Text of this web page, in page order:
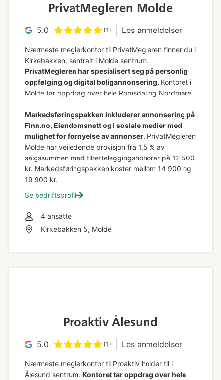
PrivatMegleren Molde
5.0 (1) Les anmeldelser
Nærmeste meglerkontor til PrivatMegleren finner du i
Kirkebakken, sentralt i Molde sentrum.
PrivatMegleren har spesialisert seg på personlig
oppfølging og digital boligannonsering. Kontoret i
Molde tar oppdrag over hele Romsdal og Nordmøre.
Markedsføringspakken inkluderer annonsering på
Finn.no, Eiendomsnett og i sosiale medier med
mulighet for fornyelse av annonser. PrivatMegleren
Molde har veiledende provisjon fra 1,5 % av
salgssummen med tilretteleggingshonorar på 12 500
kr. Markedsføringspakken koster mellom 14 900 og
19 900 kr.
Se bedriftsprofil
4ansatte
Kirkebakken 5, Molde
Proaktiv Ålesund
5.0 (1) Les anmeldelser
Nærmeste meglerkontor til Proaktiv holder til i
Ålesund sentrum. Kontoret tar oppdrag over hele